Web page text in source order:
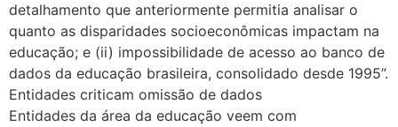
detalhamento que anteriormente permitia analisar o
quanto as disparidades socioeconômicas impactam na
educação; e (ii) impossibilidade de acesso ao banco de
dados da educação brasileira, consolidado desde 1995”.
Entidades criticam omissão de dados
Entidades da área da educação veem com